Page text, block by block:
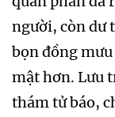
người, còn dư
bọn đồng
mật hơn. Lưu
thám tử báo,